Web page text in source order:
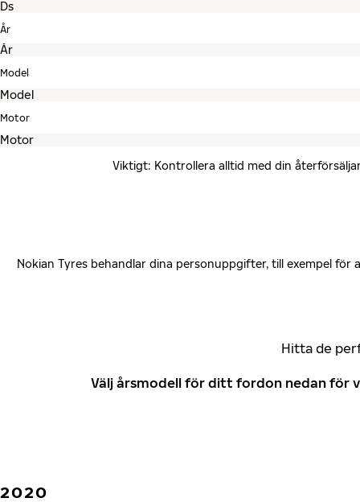
År
Model
Motor
Viktigt: Kontrollera alltid med din
Nokian Tyres behandlar dina personuppgifter, till exempel
Hitta de
Välj årsmodell för ditt fordon nedan för
2020